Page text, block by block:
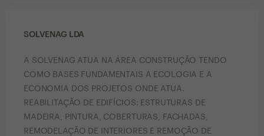
SOLVENAG LDA
A SOLVENAG ATUA NA ÁREA CONSTRUÇÃO TENDO
COMO BASES FUNDAMENTAIS A ECOLOGIA E A
ECONOMIA DOS PROJETOS ONDE ATUA.
REABILITAÇÃO DE EDIFÍCIOS: ESTRUTURAS DE
MADEIRA, PINTURA, COBERTURAS, FACHADAS,
REMODELAÇÃO DE INTERIORES E REMOÇÃO DE